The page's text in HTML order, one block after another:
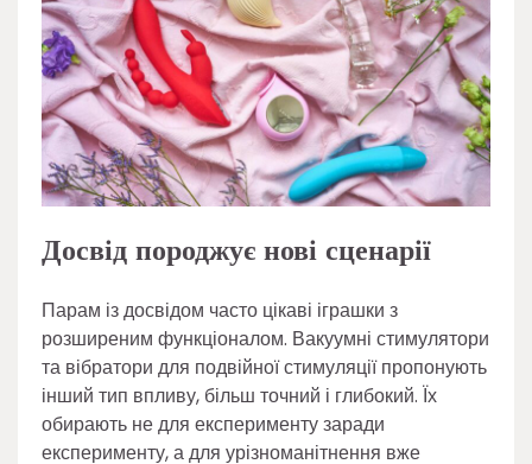
Досвід породжує нові сценарії
Парам із досвідом часто цікаві іграшки з
розширеним функціоналом. Вакуумні стимулятори
та вібратори для подвійної стимуляції пропонують
інший тип впливу, більш точний і глибокий. Їх
обирають не для експерименту заради
експерименту, а для урізноманітнення вже